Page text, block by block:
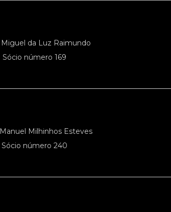
da Luz Raimundo
Sócio número 169
Milhinhos Esteves
Sócio número 240